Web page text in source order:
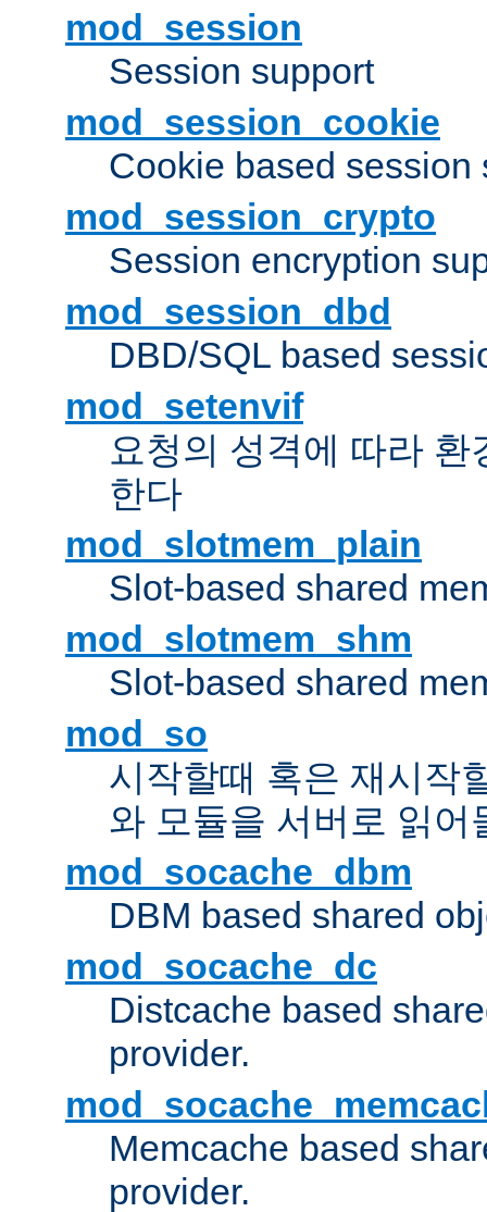
mod_session
Session support
mod_session_cookie
Cookie based session
mod_session_crypto
Session encryption
mod_session_dbd
DBD/SQL based
mod_setenvif
요청의 성격에 따라
한다
mod_slotmem_plain
Slot-based shared
mod_slotmem_shm
Slot-based shared
mod_so
시작할때 혹은 재시작
와 모듈을 서버로 읽어
mod_socache_dbm
DBM based shared
mod_socache_dc
Distcache based
provider.
Memcache based
provider.